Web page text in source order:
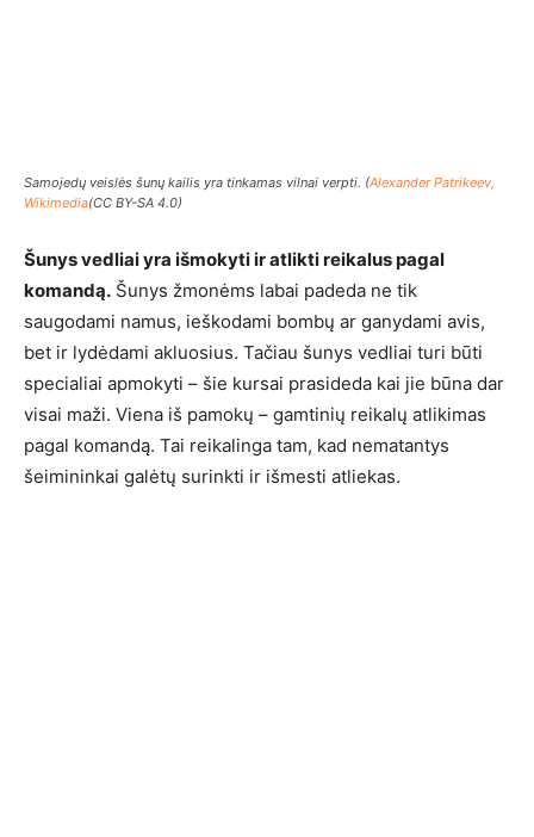
Samojedų veislės šunų kailis yra tinkamas vilnai verpti. (Alexander Patrikeev,
Wikimedia(CC BY-SA 4.0)
Šunys vedliai yra išmokyti ir atlikti reikalus pagal
komandą. Šunys žmonėms labai padeda ne tik
saugodami namus, ieškodami bombų ar ganydami avis,
bet ir lydėdami akluosius. Tačiau šunys vedliai turi būti
specialiai apmokyti – šie kursai prasideda kai jie būna dar
visai maži. Viena iš pamokų – gamtinių reikalų atlikimas
pagal komandą. Tai reikalinga tam, kad nematantys
šeimininkai galėtų surinkti ir išmesti atliekas.